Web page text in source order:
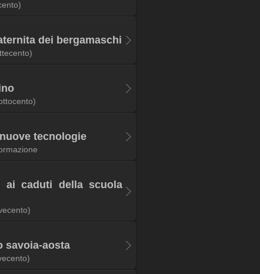
dei bergamaschi
tecnologie
ai caduti della scuola
savoia-aosta